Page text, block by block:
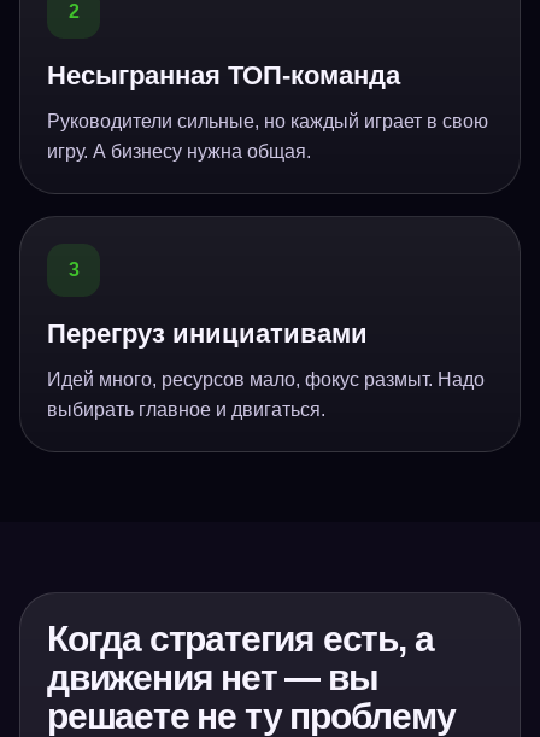
2
Несыгранная ТОП-команда
Руководители сильные, но каждый играет в свою
игру. А бизнесу нужна общая.
3
Перегруз инициативами
Идей много, ресурсов мало, фокус размыт. Надо
выбирать главное и двигаться.
Когда стратегия есть, а
движения нет — вы
решаете не ту проблему